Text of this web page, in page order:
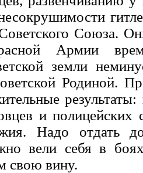
Союза.
Армии
земли
Родиной.
и
Надо отдать
вели себя в
свою вину.